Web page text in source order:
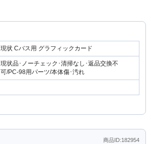
現状 Cバス用 グラフィックカード
現状品･ノーチェック･清掃なし･返品交換不
可/PC-98用パーツ/本体傷･汚れ
商品ID:182954